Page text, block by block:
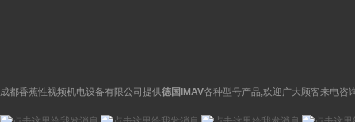
成都香蕉性视频机电设备有限公司提供德国IMAV各种型号产品,欢迎广大顾客来电咨